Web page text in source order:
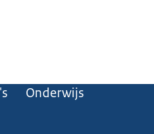
Onderwijs